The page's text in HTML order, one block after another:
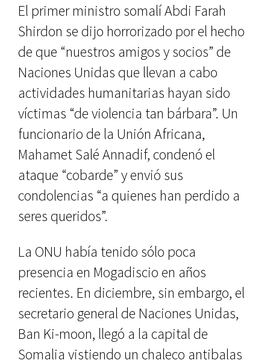
El primer ministro somalí Abdi Farah
Shirdon se dijo horrorizado por el hecho
de que “nuestros amigos y socios” de
Naciones Unidas que llevan a cabo
actividades humanitarias hayan sido
víctimas “de violencia tan bárbara”. Un
funcionario de la Unión Africana,
Mahamet Salé Annadif, condenó el
ataque “cobarde” y envió sus
condolencias “a quienes han perdido a
seres queridos”.
La ONU había tenido sólo poca
presencia en Mogadiscio en años
recientes. En diciembre, sin embargo, el
secretario general de Naciones Unidas,
Ban Ki-moon, llegó a la capital de
Somalia vistiendo un chaleco antibalas